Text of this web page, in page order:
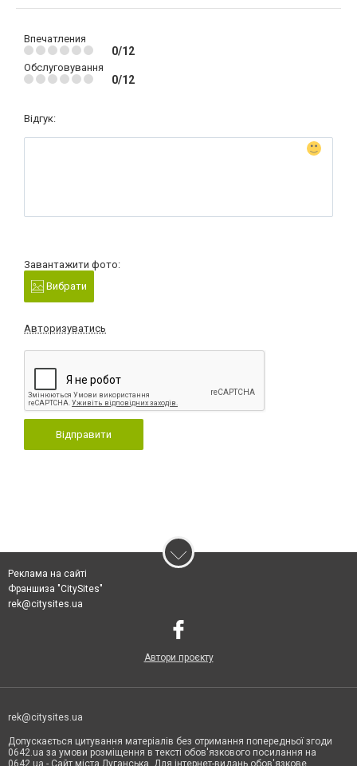
Впечатления
0/12
Обслуговування
0/12
Відгук:
Завантажити фото:
Вибрати
Авторизуватись
Відправити
Реклама на сайті
Франшиза "CitySites"
rek@citysites.ua
Автори проєкту
rek@citysites.ua
Допускається цитування матеріалів без отримання попередньої згоди
0642.ua за умови розміщення в тексті обов'язкового посилання на
0642.ua - Сайт міста Луганська. Для інтернет-видань обов'язкове